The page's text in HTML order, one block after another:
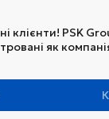
клієнти! PSK
як